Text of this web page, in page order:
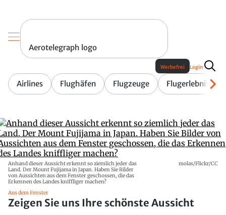
Aerotelegraph logo
Airlines Flughäfen Flugzeuge Flugerlebnis
Werbefrei Login
Anhand dieser Aussicht erkennt so ziemlich jeder das
Land. Der Mount Fujijama in Japan. Haben Sie Bilder
von Aussichten aus dem Fenster geschossen, die das
Erkennen des Landes kniffliger machen?
molas/Flickr/CC
Aus dem Fenster
Zeigen Sie uns Ihre schönste Aussicht